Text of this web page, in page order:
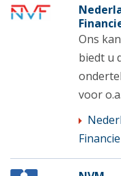
Ons
biedt u
voor